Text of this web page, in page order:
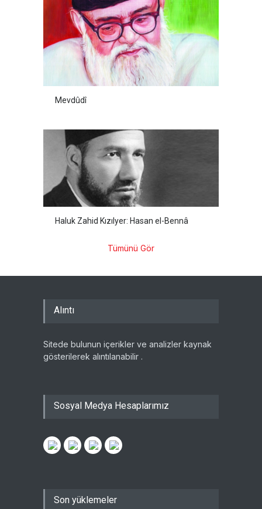
Mevdûdî
Haluk Zahid Kızılyer: Hasan el-Bennâ
Tümünü Gör
Alıntı
Sitede bulunun içerikler ve analizler kaynak
gösterilerek alıntılanabilir .
Sosyal Medya Hesaplarımız
Son yüklemeler